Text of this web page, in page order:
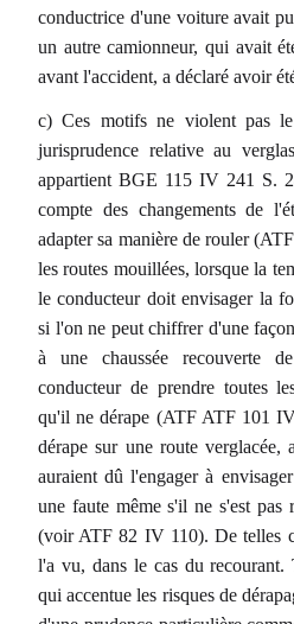
conductrice d'une voiture avait
un autre camionneur, qui avait
avant l'accident, a déclaré avoir
c) Ces motifs ne violent pas
jurisprudence relative au
appartient BGE 115 IV 241 S.
compte des changements de
adapter sa manière de rouler
les routes mouillées, lorsque la
le conducteur doit envisager la
si l'on ne peut chiffrer d'une
à une chaussée recouverte
conducteur de prendre toutes
qu'il ne dérape (ATF ATF 101
dérape sur une route verglacée,
auraient dû l'engager à
une faute même s'il ne s'est pas
(voir ATF 82 IV 110). De telles
l'a vu, dans le cas du recourant.
qui accentue les risques de